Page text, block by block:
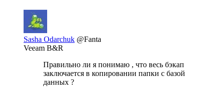
Sasha Odarchuk @Fanta
Veeam B&R
Правильно ли я понимаю , что весь бэкап
заключается в копировании папки с базой
данных ?